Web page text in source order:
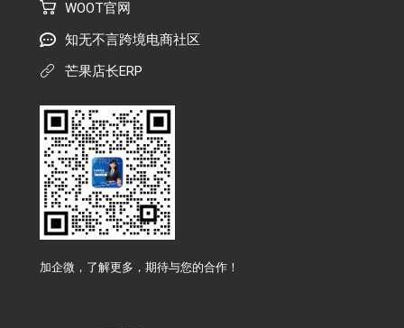
WOOT官网
知无不言跨境电商社区
芒果店长ERP
加企微，了解更多，期待与您的合作！